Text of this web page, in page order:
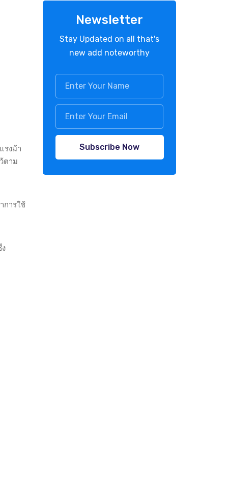
รงม้า
ตาม
การใช้
Newsletter
Stay Updated on all that's
new add noteworthy
Subscribe Now